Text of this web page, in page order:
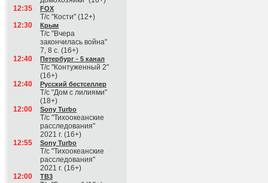
12:35
FOX
Т/с "Кости" (12+)
12:30
Крым
Т/с "Вчера
закончилась война"
7, 8 с. (16+)
12:40
Петербург - 5 канал
Т/с "Контуженный 2"
(16+)
12:40
Русский бестселлер
Т/с "Дом с лилиями"
(18+)
12:00
Sony Turbo
Т/с "Тихоокеанские
расследования"
2021 г. (16+)
12:55
Sony Turbo
Т/с "Тихоокеанские
расследования"
2021 г. (16+)
12:00
ТВ3